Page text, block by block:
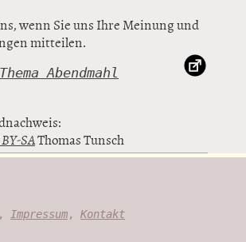
wenn Sie uns Ihre Meinung und
mitteilen.
Abendmahl
SAThomas Tunsch
, Impressum, Kontakt